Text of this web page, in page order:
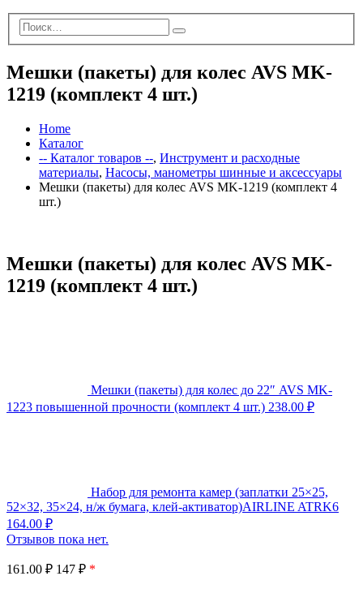
Мешки (пакеты) для колес AVS MK-
1219 (комплект 4 шт.)
Home
Каталог
-- Каталог товаров --, Инструмент и расходные
материалы, Насосы, манометры шинные и аксессуары
Мешки (пакеты) для колес AVS MK-1219 (комплект 4
шт.)
Мешки (пакеты) для колес AVS MK-
1219 (комплект 4 шт.)
Мешки (пакеты) для колес до 22″ AVS MK-
1223 повышенной прочности (комплект 4 шт.) 238.00 ₽
Набор для ремонта камер (заплатки 25×25,
52×32, 35×24, н/ж бумага, клей-активатор)AIRLINE ATRK6
164.00 ₽
Отзывов пока нет.
161.00 ₽ 147 ₽ *